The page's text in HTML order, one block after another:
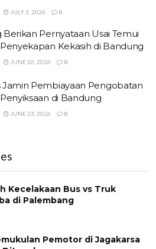
JULY 3, 2026 0
Pernyataan Usai Temui
Kekasih di Bandung
JUNE 26, 2026 0
Jamin Pembiayaan Pengobatan
di Bandung
JUNE 23, 2026 0
Kecelakaan Bus vs Truk
di Palembang
Pemotor di Jagakarsa